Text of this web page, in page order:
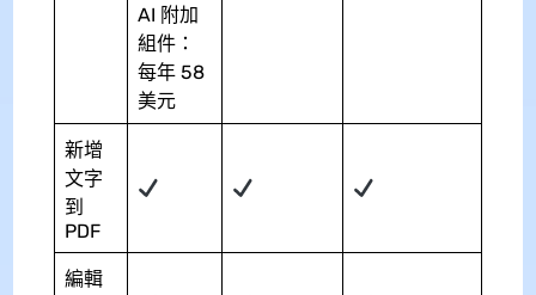
AI 附加
組件：
每年 58
美元
新增
文字
到
PDF
編輯